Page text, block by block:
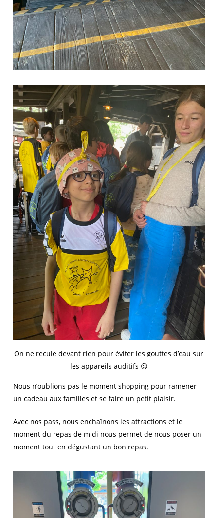
On ne recule devant rien pour éviter les gouttes d’eau sur
les appareils auditifs 😉
Nous n’oublions pas le moment shopping pour ramener
un cadeau aux familles et se faire un petit plaisir.
Avec nos pass, nous enchaînons les attractions et le
moment du repas de midi nous permet de nous poser un
moment tout en dégustant un bon repas.